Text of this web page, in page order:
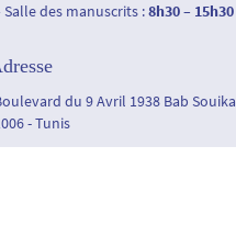
Salle des manuscrits :8h30 – 15h30
du 9 Avril 1938 Bab Souika
- Tunis